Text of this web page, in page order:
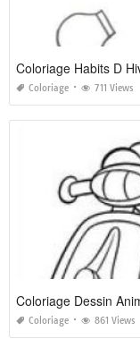
Coloriage Habits D
Coloriage 711 Views
Coloriage Dessin
Coloriage 861 Views